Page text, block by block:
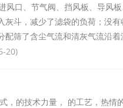
口、节气阀、挡风板、导风
斗，减少了滤袋的负荷；没
筛了含尘气流和清灰气流沿
20)
的技术力量， 的工艺，热情